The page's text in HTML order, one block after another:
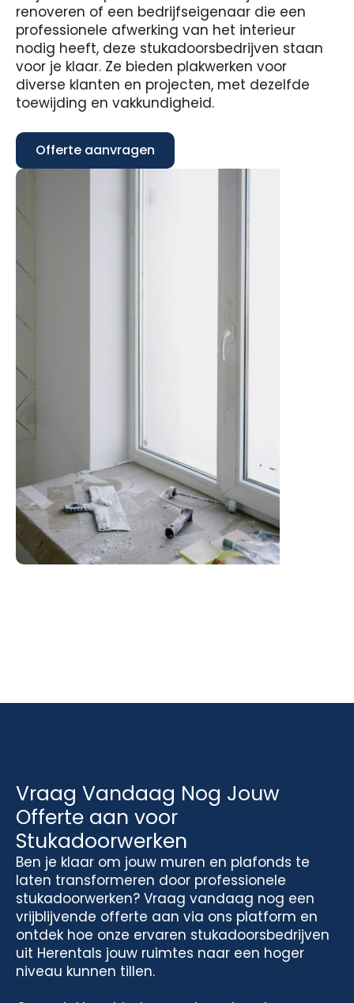
renoveren of een bedrijfseigenaar die een
professionele afwerking van het interieur
nodig heeft, deze stukadoorsbedrijven staan
voor je klaar. Ze bieden plakwerken voor
diverse klanten en projecten, met dezelfde
toewijding en vakkundigheid.
Offerte aanvragen
Vraag Vandaag Nog Jouw
Offerte aan voor
Stukadoorwerken
Ben je klaar om jouw muren en plafonds te
laten transformeren door professionele
stukadoorwerken? Vraag vandaag nog een
vrijblijvende offerte aan via ons platform en
ontdek hoe onze ervaren stukadoorsbedrijven
uit Herentals jouw ruimtes naar een hoger
niveau kunnen tillen.